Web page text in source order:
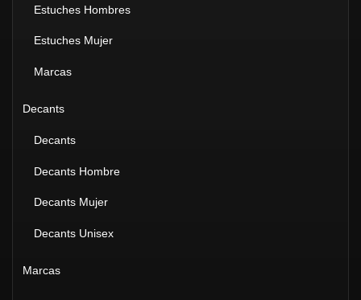
Estuches Hombres
Estuches Mujer
Marcas
Decants
Decants
Decants Hombre
Decants Mujer
Decants Unisex
Marcas